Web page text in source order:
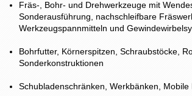
Fräs-, Bohr- und Drehwerkzeuge mit
Sonderausführung, nachschleifbare
Werkzeugspannmitteln und
Bohrfutter, Körnerspitzen, Schraubstöcke,
Sonderkonstruktionen
Schubladenschränken, Werkbänken,